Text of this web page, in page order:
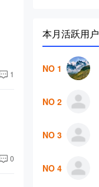
1
0
本月活跃用户
NO 1
NO 2
NO 3
NO 4